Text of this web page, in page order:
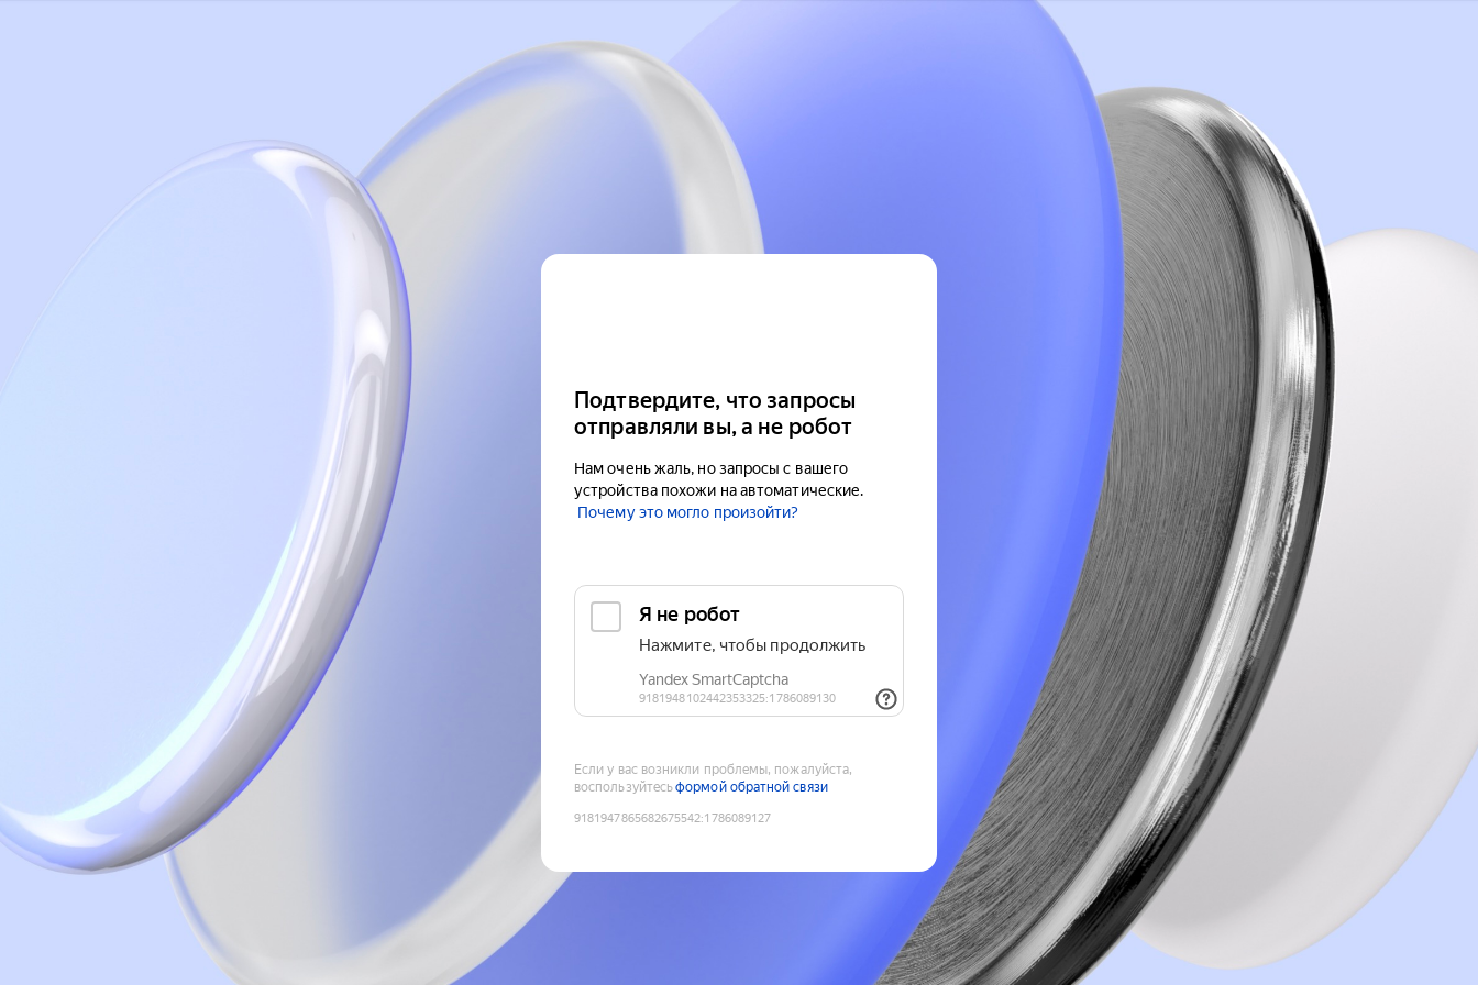
Подтвердите, что запросы
отправляли вы, а не робот
Нам очень жаль, но запросы с вашего
устройства похожи на автоматические.
Почему это могло произойти?
Если у вас возникли проблемы, пожалуйста,
воспользуйтесьформой обратной связи
9181947865682675542:1786089127